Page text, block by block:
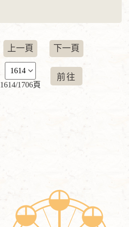
上一頁 下一頁
1614/1706頁